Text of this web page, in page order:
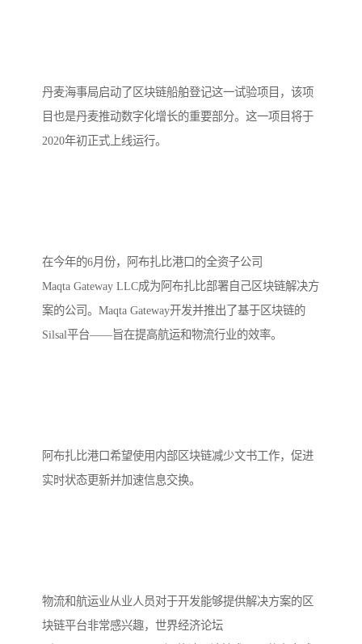
丹麦海事局启动了区块链船舶登记这一试验项目，该项
目也是丹麦推动数字化增长的重要部分。这一项目将于
2020年初正式上线运行。
在今年的6月份，阿布扎比港口的全资子公司
Maqta Gateway LLC成为阿布扎比部署自己区块链解决方
案的公司。Maqta Gateway开发并推出了基于区块链的
Silsal平台——旨在提高航运和物流行业的效率。
阿布扎比港口希望使用内部区块链减少文书工作，促进
实时状态更新并加速信息交换。
物流和航运业从业人员对于开发能够提供解决方案的区
块链平台非常感兴趣，世界经济论坛